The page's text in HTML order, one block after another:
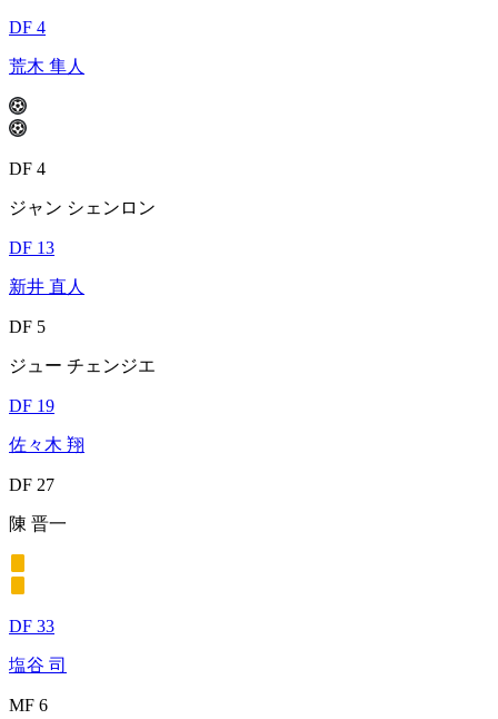
DF 4
荒木 隼人
DF 4
ジャン シェンロン
DF 13
新井 直人
DF 5
ジュー チェンジエ
DF 19
佐々木 翔
DF 27
陳 晋一
DF 33
塩谷 司
MF 6